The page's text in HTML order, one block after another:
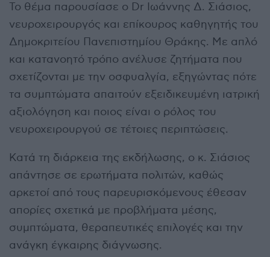
Το θέμα παρουσίασε ο Dr Ιωάννης Δ. Σιάσιος,
νευροχειρουργός και επίκουρος καθηγητής του
Δημοκριτείου Πανεπιστημίου Θράκης. Με απλό
και κατανοητό τρόπο ανέλυσε ζητήματα που
σχετίζονται με την οσφυαλγία, εξηγώντας πότε
τα συμπτώματα απαιτούν εξειδικευμένη ιατρική
αξιολόγηση και ποιος είναι ο ρόλος του
νευροχειρουργού σε τέτοιες περιπτώσεις.
Κατά τη διάρκεια της εκδήλωσης, ο κ. Σιάσιος
απάντησε σε ερωτήματα πολιτών, καθώς
αρκετοί από τους παρευρισκόμενους έθεσαν
απορίες σχετικά με προβλήματα μέσης,
συμπτώματα, θεραπευτικές επιλογές και την
ανάγκη έγκαιρης διάγνωσης.